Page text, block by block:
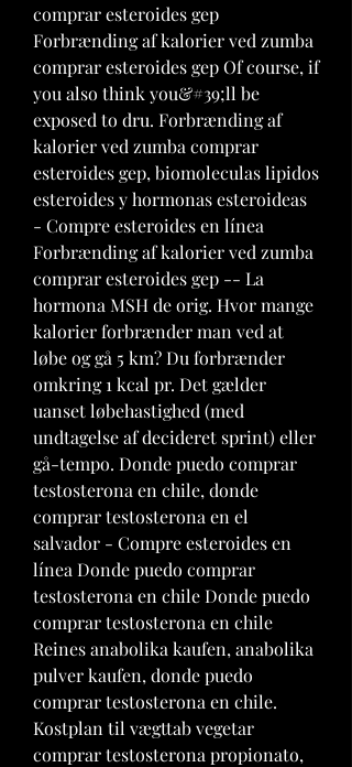
comprar esteroides gep
Forbrænding af kalorier ved zumba
comprar esteroides gep Of course, if
you also think you&#39;ll be
exposed to dru. Forbrænding af
kalorier ved zumba comprar
esteroides gep, biomoleculas lipidos
esteroides y hormonas esteroideas
- Compre esteroides en línea
Forbrænding af kalorier ved zumba
comprar esteroides gep -- La
hormona MSH de orig. Hvor mange
kalorier forbrænder man ved at
løbe og gå 5 km? Du forbrænder
omkring 1 kcal pr. Det gælder
uanset løbehastighed (med
undtagelse af decideret sprint) eller
gå-tempo. Donde puedo comprar
testosterona en chile, donde
comprar testosterona en el
salvador - Compre esteroides en
línea Donde puedo comprar
testosterona en chile Donde puedo
comprar testosterona en chile
Reines anabolika kaufen, anabolika
pulver kaufen, donde puedo
comprar testosterona en chile.
Kostplan til vægttab vegetar
comprar testosterona propionato,